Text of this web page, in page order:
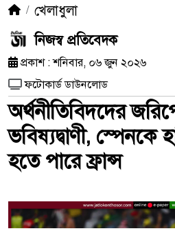
খেলাধুলা
নিজস্ব প্রতিবেদক
প্রকাশ : শনিবার, ০৬ জুন ২০২৬
ফটোকার্ড ডাউনলোড
অর্থনীতিবিদদের
ভবিষ্যদ্বাণী, স্পেনকে
হতে পারে ফ্রান্স